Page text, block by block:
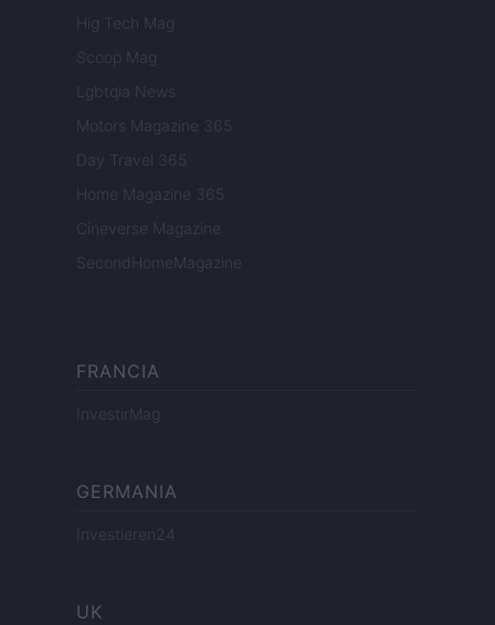
Hig Tech Mag
Scoop Mag
Lgbtqia News
Motors Magazine 365
Day Travel 365
Home Magazine 365
Cineverse Magazine
SecondHomeMagazine
FRANCIA
InvestirMag
GERMANIA
Investieren24
UK